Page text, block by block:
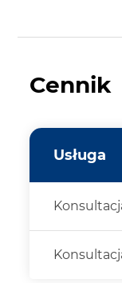
Cennik
Usługa